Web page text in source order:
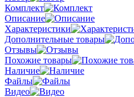
Комплект
Описание
Характеристики
Дополнительные товары
Отзывы
Похожие товары
Наличие
Файлы
Видео